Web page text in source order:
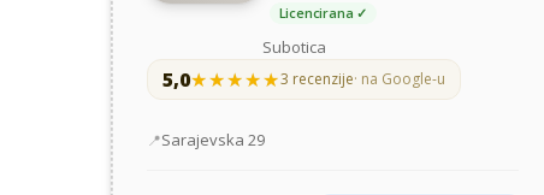
Licencirana ✓
Subotica
5,0★★★★★
★★★★★3 recenzije· na Google-u
Adresa
Sarajevska 29